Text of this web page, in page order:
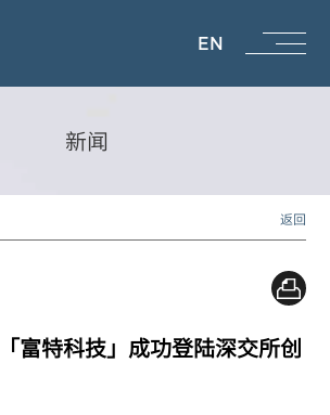
EN
新闻
返回
富特科技」成功登陆深交所创